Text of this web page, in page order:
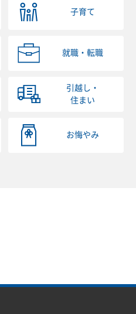
子育て
就職・転職
引越し・
住まい
お悔やみ